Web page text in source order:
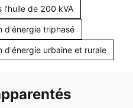
l'huile de 200 kVA
d'énergie triphasé
d'énergie urbaine et rurale